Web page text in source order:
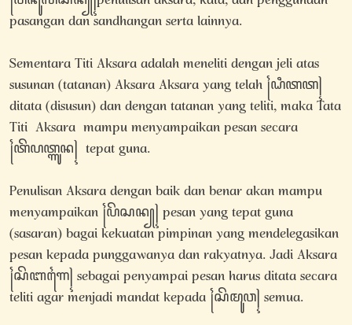
pasangan dan sandhangan serta lainnya.
Sementara Titi Aksara adalah meneliti dengan jeli atas
susunan (tatanan) Aksara Aksara yang telah ꧌ꦝꦶꦠꦠ꧍
ditata (disusun) dan dengan tatanan yang teliti, maka Tata
Titi Aksara mampu menyampaikan pesan secara
꧌ꦠꦼꦥꦠ꧀ꦒꦸꦤ꧍ tepat guna.
Penulisan Aksara dengan baik dan benar akan mampu
menyampaikan ꧌ꦥꦼꦱꦤ꧀꧍ pesan yang tepat guna
(sasaran) bagai kekuatan pimpinan yang mendelegasikan
pesan kepada punggawanya dan rakyatnya. Jadi Aksara
꧌ꦱꦼꦧꦒꦻ꧍ sebagai penyampai pesan harus ditata secara
teliti agar menjadi mandat kepada ꧌ꦱꦼꦩꦸꦮ꧍ semua.